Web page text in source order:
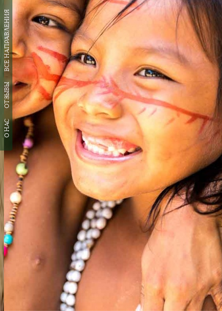
ВСЕ НАПРАВЛЕНИЯ
ОТЗЫВЫ
О НАС